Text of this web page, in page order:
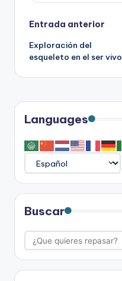
Navegación
de
entradas
Entrada anterior
Exploración del
esqueleto en el ser vivo
Languages
Buscar